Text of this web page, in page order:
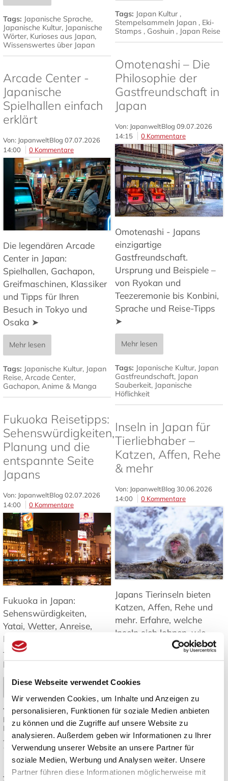
Diese Webseite verwendet Cookies
Wir verwenden Cookies, um Inhalte und Anzeigen zu
personalisieren, Funktionen für soziale Medien anbieten
zu können und die Zugriffe auf unsere Website zu
analysieren. Außerdem geben wir Informationen zu Ihrer
Verwendung unserer Website an unsere Partner für
soziale Medien, Werbung und Analysen weiter. Unsere
Partner führen diese Informationen möglicherweise mit
Tags: Japanische Sprache,
Japanische Kultur, Japanische
Wörter, Kurioses aus Japan,
Wissenswertes über Japan
Tags: Japan Kultur ,
Stempelsammeln Japan , Eki-
Stamps , Goshuin , Japan Reise
Omotenashi – Die
Philosophie der
Gastfreundschaft in
Japan
Von: JapanweltBlog 09.07.2026
14:15
0 Kommentare
Omotenashi - Japans
einzigartige
Gastfreundschaft.
Ursprung und Beispiele –
von Ryokan und
Teezeremonie bis Konbini,
Sprache und Reise-Tipps
➤
Mehr lesen
Tags: Japanische Kultur, Japan
Gastfreundschaft, Japan
Sauberkeit, Japanische
Höflichkeit
Arcade Center -
Japanische
Spielhallen einfach
erklärt
Von: JapanweltBlog 07.07.2026
14:00
0 Kommentare
Die legendären Arcade
Center in Japan:
Spielhallen, Gachapon,
Greifmaschinen, Klassiker
und Tipps für Ihren
Besuch in Tokyo und
Osaka ➤
Mehr lesen
Tags: Japanische Kultur, Japan
Reise, Arcade Center,
Gachapon, Anime & Manga
Fukuoka Reisetipps:
Sehenswürdigkeiten,
Planung und die
entspannte Seite
Japans
Von: JapanweltBlog 02.07.2026
14:00
0 Kommentare
Fukuoka in Japan:
Sehenswürdigkeiten,
Yatai, Wetter, Anreise,
Inseln und Tagesausflüge
– Tipps für Ihre Reise nach
Kyushu. ➤
Mehr lesen
Tags: Fukuoka Reisetipps,
Fukuoka Sehenswürdigkeiten,
Kyushu Reise, Yatai Streetfood
Japan Reiseplanung
Inseln in Japan für
Tierliebhaber –
Katzen, Affen, Rehe
& mehr
Von: JapanweltBlog 30.06.2026
14:00
0 Kommentare
Japans Tierinseln bieten
Katzen, Affen, Rehe und
mehr. Erfahre, welche
Inseln sich lohnen, wie
man hinkommt und was
es zu beachten gibt ➤
Mehr lesen
Japan Inseln,
Tierbeobachtung Japan,
Katzeninseln Japan,Japan
Reiseziele
Natur und Tiere in
Japan
Japanisches Design: Die besten